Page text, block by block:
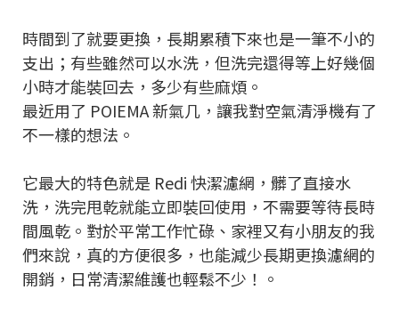
時間到了就要更換，長期累積下來也是一筆不小的
支出；有些雖然可以水洗，但洗完還得等上好幾個
小時才能裝回去，多少有些麻煩。
最近用了 POIEMA 新氣几，讓我對空氣清淨機有了
不一樣的想法。
它最大的特色就是 Redi 快潔濾網，髒了直接水
洗，洗完甩乾就能立即裝回使用，不需要等待長時
間風乾。對於平常工作忙碌、家裡又有小朋友的我
們來說，真的方便很多，也能減少長期更換濾網的
開銷，日常清潔維護也輕鬆不少！。